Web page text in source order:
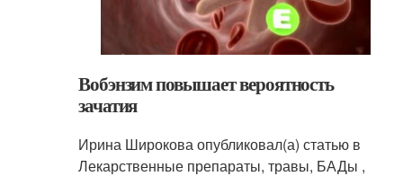
Вобэнзим повышает вероятность
зачатия
Ирина Широкова опубликовал(а) статью в
Лекарственные препараты, травы, БАДы ,